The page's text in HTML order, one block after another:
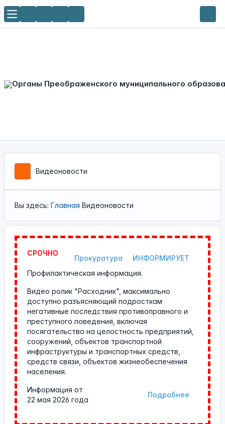
Видеоновости
Вы здесь: Главная Видеоновости
СРОЧНО
Прокуратура
ИНФОРМИРУЕТ
Профилактическая информация.
Видео ролик "Расходник", максимально
доступно разъясняющий подросткам
негативные последствия противоправного и
преступного поведения, включая
посягательство на целостность предприятий,
сооружений, объектов транспортной
инфраструктуры и транспортных средств,
средств связи, объектов жизнеобеспечения
населения.
Подробнее
Информация от
22 мая 2026 года